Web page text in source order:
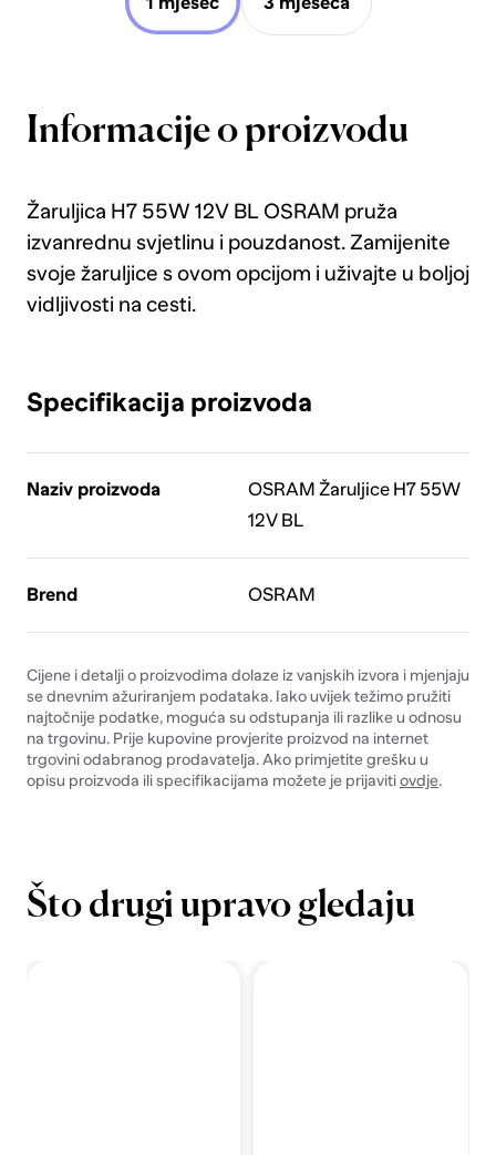
Informacije o proizvodu
Žaruljica H7 55W 12V BL OSRAM pruža
izvanrednu svjetlinu i pouzdanost. Zamijenite
svoje žaruljice s ovom opcijom i uživajte u boljoj
vidljivosti na cesti.
Specifikacija proizvoda
Naziv proizvoda
OSRAM Žaruljice H7 55W
12V BL
Brend OSRAM
Cijene i detalji o proizvodima dolaze iz vanjskih izvora i mjenjaju
se dnevnim ažuriranjem podataka. Iako uvijek težimo pružiti
najtočnije podatke, moguća su odstupanja ili razlike u odnosu
na trgovinu. Prije kupovine provjerite proizvod na internet
trgovini odabranog prodavatelja. Ako primjetite grešku u
opisu proizvoda ili specifikacijama možete je prijavitiovdje.
Što drugi upravo gledaju